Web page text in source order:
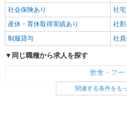
社会保険あり
社宅
産休・育休取得実績あり
社割
制服貸与
社員
同じ職種から求人を探す
飲食・フー
調理・調理補助・調理師関連する条件をも